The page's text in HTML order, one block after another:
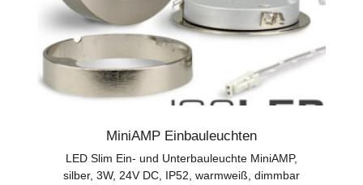
MiniAMP Einbauleuchten
LED Slim Ein- und Unterbauleuchte MiniAMP,
silber, 3W, 24V DC, IP52, warmweiß, dimmbar